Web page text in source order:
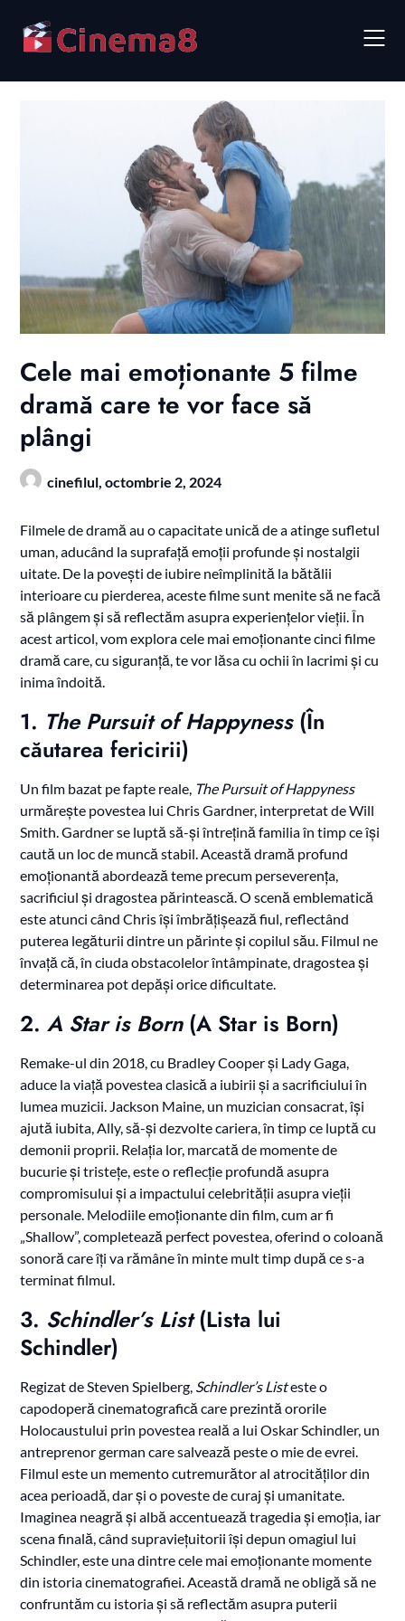
content
Cele mai emoționante 5 filme
dramă care te vor face să
plângi
cinefilul,octombrie 2, 2024
Filmele de dramă au o capacitate unică de a atinge sufletul
uman, aducând la suprafață emoții profunde și nostalgii
uitate. De la povești de iubire neîmplinită la bătălii
interioare cu pierderea, aceste filme sunt menite să ne facă
să plângem și să reflectăm asupra experiențelor vieții. În
acest articol, vom explora cele mai emoționante cinci filme
dramă care, cu siguranță, te vor lăsa cu ochii în lacrimi și cu
inima îndoită.
1. The Pursuit of Happyness(În
căutarea fericirii)
Un film bazat pe fapte reale, The Pursuit of Happyness
urmărește povestea lui Chris Gardner, interpretat de Will
Smith. Gardner se luptă să-și întrețină familia în timp ce își
caută un loc de muncă stabil. Această dramă profund
emoționantă abordează teme precum perseverența,
sacrificiul și dragostea părintească. O scenă emblematică
este atunci când Chris își îmbrățișează fiul, reflectând
puterea legăturii dintre un părinte și copilul său. Filmul ne
învață că, în ciuda obstacolelor întâmpinate, dragostea și
determinarea pot depăși orice dificultate.
2.A Star is Born(A Star is Born)
Remake-ul din 2018, cu Bradley Cooper și Lady Gaga,
aduce la viață povestea clasică a iubirii și a sacrificiului în
lumea muzicii. Jackson Maine, un muzician consacrat, își
ajută iubita, Ally, să-și dezvolte cariera, în timp ce luptă cu
demonii proprii. Relația lor, marcată de momente de
bucurie și tristețe, este o reflecție profundă asupra
compromisului și a impactului celebrității asupra vieții
personale. Melodiile emoționante din film, cum ar fi
„Shallow”, completează perfect povestea, oferind o coloană
sonoră care îți va rămâne în minte mult timp după ce s-a
terminat filmul.
3. Schindler’s List(Lista lui
Schindler)
Regizat de Steven Spielberg, Schindler’s Listeste o
capodoperă cinematografică care prezintă ororile
Holocaustului prin povestea reală a lui Oskar Schindler, un
antreprenor german care salvează peste o mie de evrei.
Filmul este un memento cutremurător al atrocităților din
acea perioadă, dar și o poveste de curaj și umanitate.
Imaginea neagră și albă accentuează tragedia și emoția, iar
scena finală, când supraviețuitorii își depun omagiul lui
Schindler, este una dintre cele mai emoționante momente
din istoria cinematografiei. Această dramă ne obligă să ne
confruntăm cu istoria și să reflectăm asupra puterii